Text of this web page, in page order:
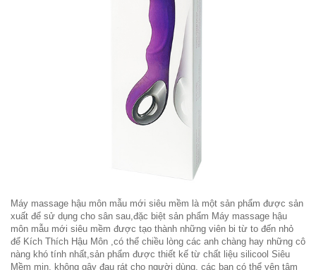
Máy massage hậu môn mẫu mới siêu mềm là một sản phẩm được sản
xuất để sử dụng cho sân sau,đặc biệt sản phẩm Máy massage hậu
môn mẫu mới siêu mềm được tạo thành những viên bi từ to đến nhỏ
để Kích Thích Hậu Môn ,có thể chiều lòng các anh chàng hay những cô
nàng khó tính nhất,sản phẩm được thiết kế từ chất liệu silicool Siêu
Mềm mịn, không gây đau rát cho người dùng, các bạn có thể yên tâm